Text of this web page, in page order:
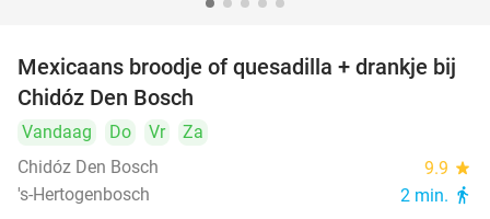
37%
Mexicaans broodje of quesadilla + drankje bij
Chidóz Den Bosch
Vandaag Do Vr
Za
Chidóz Den Bosch
9.9 star
's-Hertogenbosch 2 min. directions_walk